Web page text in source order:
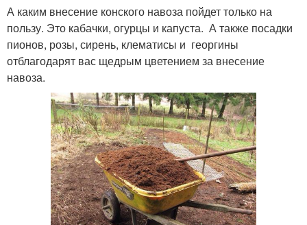
А каким внесение конского навоза пойдет только на
пользу. Это кабачки, огурцы и капуста. А также посадки
пионов, розы, сирень, клематисы и георгины
отблагодарят вас щедрым цветением за внесение
навоза.